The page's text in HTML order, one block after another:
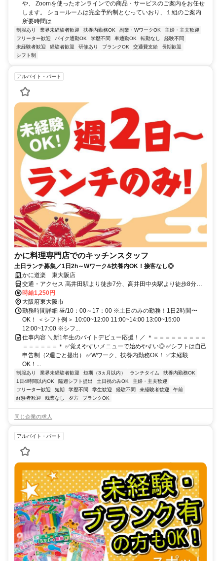
や、 Zoomを使ったオンラインでの商品・サービスのご案内をお任せ
します。 ショールームは完全予約制となっていおり、１組のご案内
所要時間は...
制服あり 業界未経験者歓迎 扶養内勤務OK 副業・WワークOK
主婦・主夫歓迎
フリーター歓迎
バイク通勤OK 学歴不問 車通勤OK 転勤なし
経験不問
未経験者歓迎
経験者歓迎 研修あり ブランクOK 交通費支給
長期歓迎
シフト制
アルバイト・パート
かに料理専門店でのキッチンスタッフ
土日ランチ募集／1日2h～Wワーク&扶養内OK！接客なし◎
かに道楽 東大阪店
交通・アクセス 高井田駅より徒歩7分、高井田中央駅より徒歩8分、
長田駅より自転車5分
時給1,250円
大阪府東大阪市
勤務時間詳細 昼/10：00～17：00 ※土日のみの勤務！1日2時間〜
OK！ ＜シフト例＞ 10:00~12:00 11:00~14:00 13:00~15:00
12:00~17:00 ※シフ...
仕事内容 ＼新1年生のバイトデビュー応援！／ ＊＝＝＝＝＝＝＝＝＝
＝＝＝＝＝＝＊ ✅覚えやすいメニューで始めやすい◎ ✅シフトは自己
申告制（2週ごと提出） ✅Wワーク、扶養内勤務OK！ ✅未経験
OK！...
制服あり 業界未経験者歓迎 短期（3ヵ月以内） ランチタイム
扶養内勤務OK
1日4時間以内OK
隔週シフト提出 土日祝のみOK
主婦・主夫歓迎
フリーター歓迎
短期 学歴不問 学生歓迎 経験不問 未経験者歓迎
午前
経験者歓迎
残業なし 夕方 ブランクOK
同じ企業の求人
アルバイト・パート